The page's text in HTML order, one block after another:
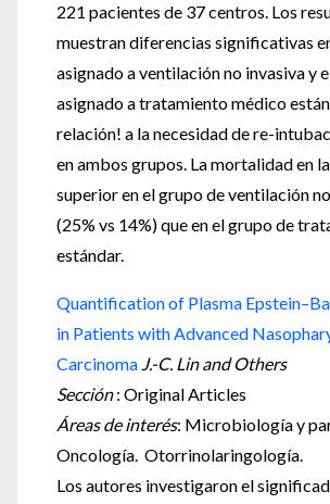
221 pacientes de 37 centros. Los
muestran diferencias significativas
asignado a ventilación no invasiva y
asignado a tratamiento médico
relación! a la necesidad de re-
en ambos grupos. La mortalidad en
superior en el grupo de ventilación
(25% vs 14%) que en el grupo de
estándar.
Quantification of Plasma
in Patients with Advanced
Carcinoma J.-C. Lin and Others
Sección: Original Articles
Áreas de interés: Microbiología y
Oncología. Otorrinolaringología.
Los autores investigaron el